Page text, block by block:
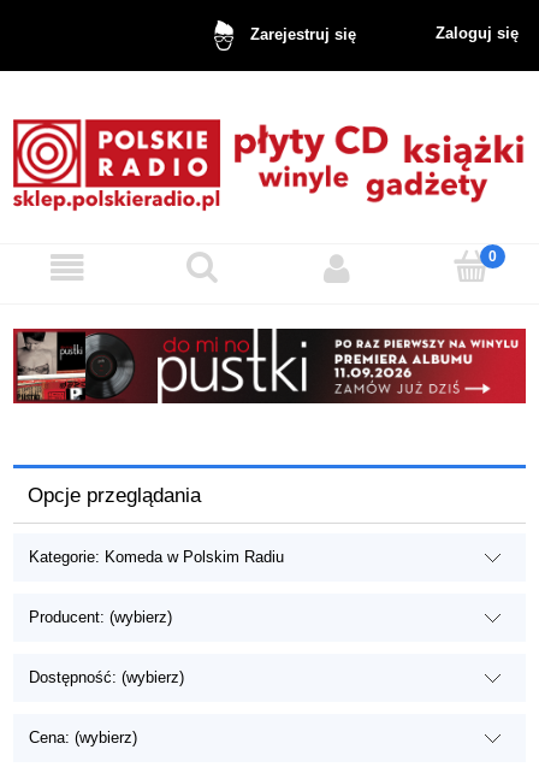
Zarejestruj się Zaloguj się
Opcje przeglądania
Kategorie: Komeda w Polskim Radiu
Producent: (wybierz)
Dostępność: (wybierz)
Cena: (wybierz)